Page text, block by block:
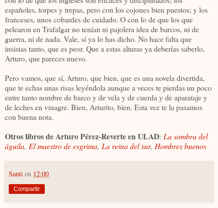
españoles, torpes y trepas, pero con los cojones bien puestos; y los
franceses, unos cobardes de cuidado. O con lo de que los que
pelearon en Trafalgar no tenían ni pajolera idea de barcos, ni de
guerra, ni de nada. Vale, sí ya lo has dicho. No hace falta que
insistas tanto, que es peor. Que a estas alturas ya deberías saberlo,
Arturo, que pareces nuevo.
Pero vamos, que sí, Arturo, que bien, que es una novela divertida,
que te echas unas risas leyéndola aunque a veces te pierdas un poco
entre tanto nombre de barco y de vela y de cuerda y de aparataje y
de leches en vinagre. Bien, Arturito, bien. Esta vez te la pasamos
con buena nota.
Otros libros de Arturo Pérez-Reverte en ULAD: La sombra del
águila, El maestro de esgrima, La reina del sur, Hombres buenos
Santi en 12:00
Compartir